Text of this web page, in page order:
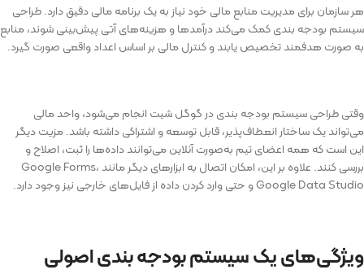
هر سازمان برای مدیریت منابع مالی خود نیاز به یک برنامه مالی دقیق دارد. طراحی
سیستم بودجه بندی کمک می‌کند درآمدها و هزینه‌های آتی پیش‌بینی شوند، منابع
به صورت هدفمند تخصیص یابند و کنترل مالی بر اساس اعداد واقعی صورت گیرد.
وقتی طراحی سیستم بودجه بندی در گوگل شیت انجام می‌شود، واحد مالی
می‌تواند یک ساختار انعطاف‌پذیر، قابل توسعه و اشتراکی داشته باشد. مزیت دیگر
این است که همه اعضای تیم به‌صورت آنلاین می‌توانند داده‌ها را ثبت، اصلاح و
بررسی کنند. علاوه بر این، امکان اتصال به ابزارهای دیگر مانند Google Forms،
Google Data Studio و حتی وارد کردن داده از فایل‌های خارجی نیز وجود دارد.
ویژگی‌های یک سیستم بودجه بندی اصولی